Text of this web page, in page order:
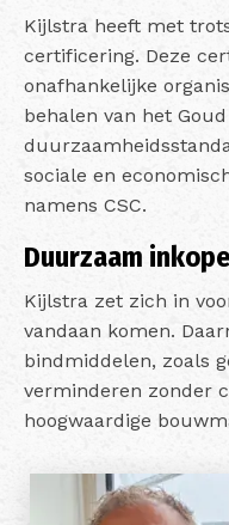
Kijlstra heeft met
certificering. Deze
onafhankelijke
behalen van het
sociale en
namens CSC.
Duurzaam
Kijlstra zet zich in
vandaan komen.
bindmiddelen, zoals
verminderen zonder
hoogwaardige